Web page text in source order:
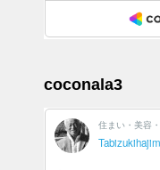
coconala3